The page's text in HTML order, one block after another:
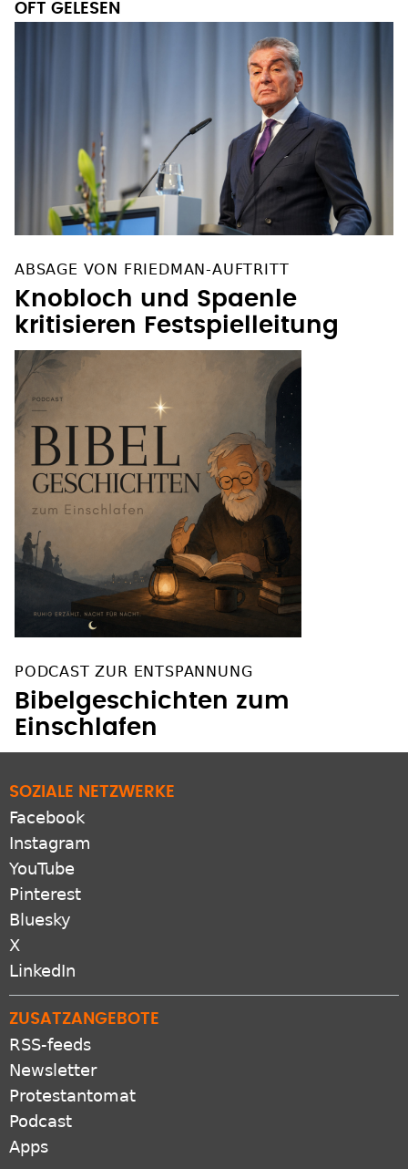
OFT GELESEN
ABSAGE VON FRIEDMAN-AUFTRITT
Knobloch und Spaenle
kritisieren Festspielleitung
PODCAST ZUR ENTSPANNUNG
Bibelgeschichten zum
SOZIALE NETZWERKE
Facebook
Instagram
YouTube
Pinterest
Bluesky
X
ZUSATZANGEBOTE
RSS-feeds
Newsletter
Protestantomat
Podcast